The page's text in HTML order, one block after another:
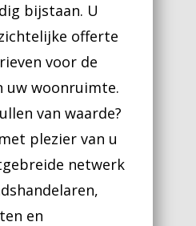
bijstaan. U
offerte
voor de
uw woonruimte.
van waarde?
plezier van u
netwerk
en